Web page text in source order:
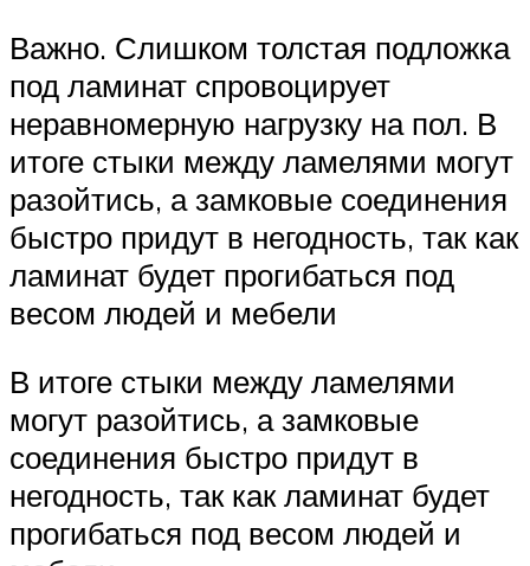
Важно. Слишком толстая подложка
под ламинат спровоцирует
неравномерную нагрузку на пол. В
итоге стыки между ламелями могут
разойтись, а замковые соединения
быстро придут в негодность, так как
ламинат будет прогибаться под
весом людей и мебели
В итоге стыки между ламелями
могут разойтись, а замковые
соединения быстро придут в
негодность, так как ламинат будет
прогибаться под весом людей и